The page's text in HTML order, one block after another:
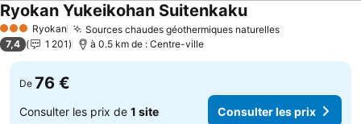
3 ÉtoilesRyokan Sources chaudes géothermiques naturellesConsulter
Ryokan Yukeikohan SuitenkakuConsulter les prix
7,4 1 201 à 0.5 km de : Centre-ville
De 76 €
Consulter les prix de 1 site Consulter les prix